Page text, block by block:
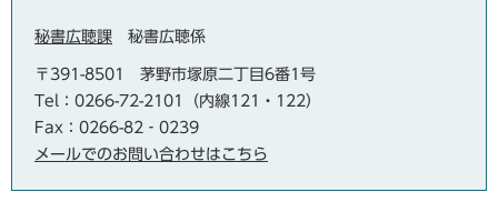
秘書広聴課 秘書広聴係
〒391-8501
茅野市塚原二丁目6番1号
Tel：0266-72-2101（内線121・122）
Fax：0266-82‐0239
メールでのお問い合わせはこちら